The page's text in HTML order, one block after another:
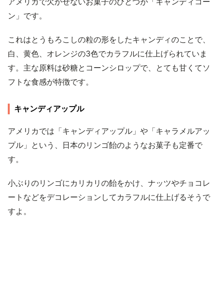
ン」です。
これはとうもろこしの粒の形をしたキャンディのことで、
白、黄色、オレンジの3色でカラフルに仕上げられていま
す。主な原料は砂糖とコーンシロップで、とても甘くてソ
フトな食感が特徴です。
キャンディアップル
アメリカでは「キャンディアップル」や「キャラメルアッ
プル」という、日本のリンゴ飴のようなお菓子も定番で
す。
小ぶりのリンゴにカリカリの飴をかけ、ナッツやチョコレ
ートなどをデコレーションしてカラフルに仕上げるそうで
すよ。